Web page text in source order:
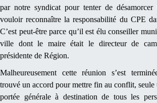
par notre syndicat pour tenter de désamorcer
vouloir reconnaître la responsabilité du CPE
C’est peut-être parce qu’il est élu conseiller
ville dont le maire était le directeur de
présidente de Région.
Malheureusement cette réunion s’est
trouvé un accord pour mettre fin au conflit, seule
portée générale à destination de tous les